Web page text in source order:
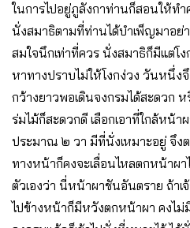
ในการไปอยู่ภูลังกาท่านก็สอนให้ทำ
นั่งสมาธิตามที่ท่านได้บำเพ็ญมาอย่า
สมใจนึกเท่าที่ควร นั่งสมาธิก็มีแต่โ
หาทางปราบไม่ให้โงกง่วง วันหนึ่
กว้างยาวพอเดินจงกรมได้สะดวก
ร่มไม้ก็สะดวกดี เลือกเอาที่ใกล้หน้
ประมาณ ๒ วา มีที่นั่งเหมาะอยู่ จึง
ทางหน้าก็คงจะเลื่อนไหลตกหน้าผ
ตัวเองว่า นี่หน้าผาชันอันตราย ถ้าเ
ไปข้างหน้าก็มีหวังตกหน้าผา คงไม่